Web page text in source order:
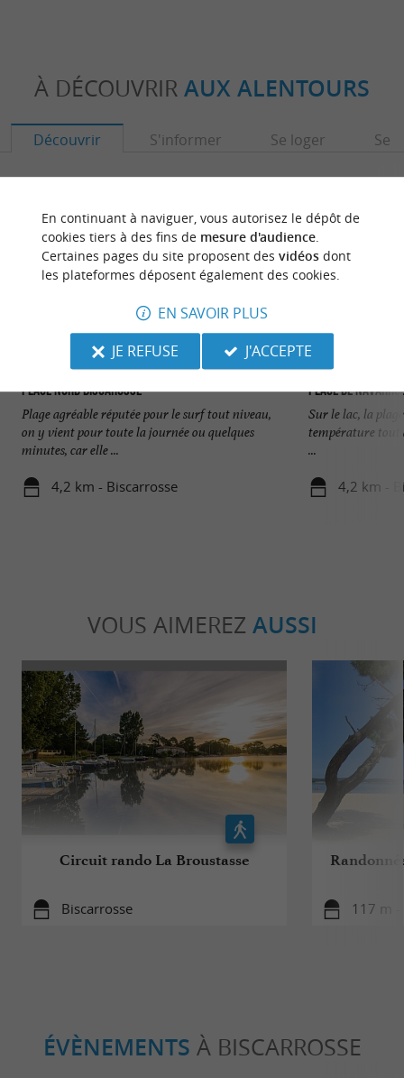
À DÉCOUVRIR AUX ALENTOURS
Découvrir S'informer Se loger Se
Plage Nord Biscarosse
Plage agréable réputée pour le surf tout niveau,
on y vient pour toute la journée ou quelques
minutes, car elle ...
4,2 km - Biscarrosse
Plage de
Sur le lac, la
température tout
...
4,2 km -
VOUS AIMEREZ AUSSI
Circuit rando La Broustasse
Biscarrosse 117 m -
ÉVÈNEMENTS À BISCARROSSE
En continuant à naviguer, vous autorisez le dépôt de
cookies tiers à des fins de mesure d'audience.
Certaines pages du site proposent des vidéosdont
les plateformes déposent également des cookies.
EN SAVOIR PLUS
JE REFUSE
J'ACCEPTE